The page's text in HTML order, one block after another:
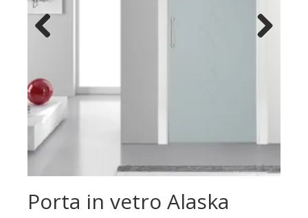
Porta in vetro Alaska